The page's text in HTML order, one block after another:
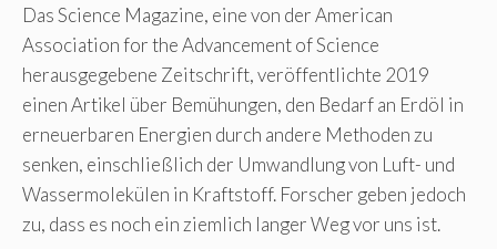
Das Science Magazine, eine von der American
Association for the Advancement of Science
herausgegebene Zeitschrift, veröffentlichte 2019
einen Artikel über Bemühungen, den Bedarf an Erdöl in
erneuerbaren Energien durch andere Methoden zu
senken, einschließlich der Umwandlung von Luft- und
Wassermolekülen in Kraftstoff. Forscher geben jedoch
zu, dass es noch ein ziemlich langer Weg vor uns ist.